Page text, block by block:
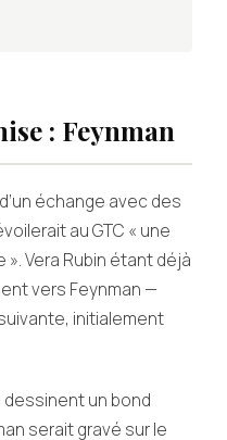
: Feynman
échange avec des
au GTC « une
Vera Rubin étant déjà
vers Feynman —
initialement
un bond
serait gravé sur le